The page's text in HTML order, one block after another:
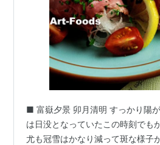
■ 富嶽夕景 卯月清明 すっかり陽
は日没となっていたこの時刻でも
尤も冠雪はかなり減って斑な様子